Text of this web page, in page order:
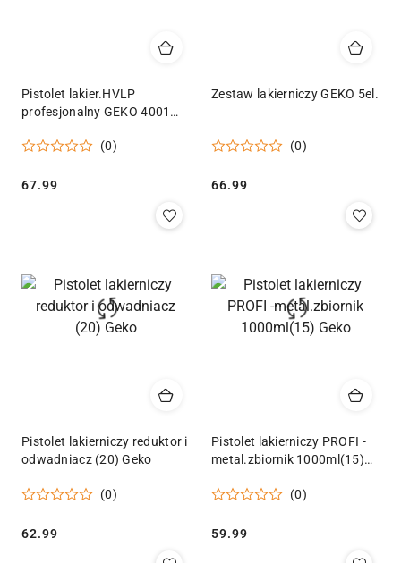
Pistolet lakier.HVLP
profesjonalny GEKO 4001
(0)
Cena:
67.99
Zestaw lakierniczy GEKO 5el.
(0)
Cena:
66.99
Pistolet lakierniczy reduktor i
odwadniacz (20) Geko
(0)
Cena:
62.99
Pistolet lakierniczy PROFI -
metal.zbiornik 1000ml(15)
(0)
Cena:
59.99